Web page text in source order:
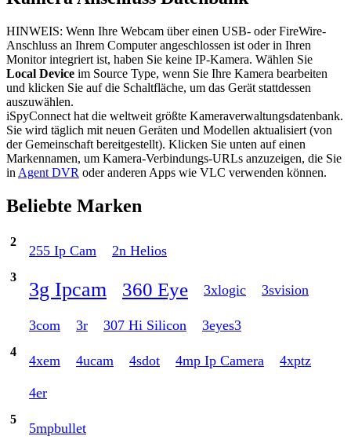
HINWEIS: Wenn Ihre Webcam über einen USB- oder FireWire-
Anschluss an Ihrem Computer angeschlossen ist oder in Ihren
Monitor integriert ist, haben Sie keine IP-Kamera. Wählen Sie
Local Device im Source Type, wenn Sie Ihre Kamera bearbeiten
und klicken Sie auf die Schaltfläche, um das Gerät stattdessen
auszuwählen.
iSpyConnect hat die weltweit größte Kameraverwaltungsdatenbank.
Sie wird täglich mit neuen Geräten und Modellen aktualisiert (von
der Gemeinschaft bereitgestellt). Klicken Sie unten auf einen
Markennamen, um Kamera-Verbindungs-URLs anzuzeigen, die Sie
in Agent DVR oder anderen Apps wie VLC verwenden können.
Beliebte Marken
2
255 Ip Cam 2n Helios
3
3g Ipcam 360 Eye 3xlogic 3svision
3com 3r 307 Hi Silicon 3eyes3
4
4xem 4ucam 4sdot 4mp Ip Camera 4xptz
4er
5
5mpbullet